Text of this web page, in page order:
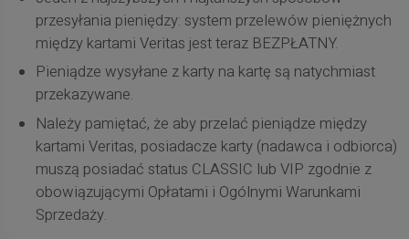
przesyłania pieniędzy: system przelewów pieniężnych
między kartami Veritas jest teraz BEZPŁATNY.
Pieniądze wysyłane z karty na kartę są natychmiast
przekazywane.
Należy pamiętać, że aby przelać pieniądze między
kartami Veritas, posiadacze karty (nadawca i odbiorca)
muszą posiadać status CLASSIC lub VIP zgodnie z
obowiązującymi Opłatami i Ogólnymi Warunkami
Sprzedaży.